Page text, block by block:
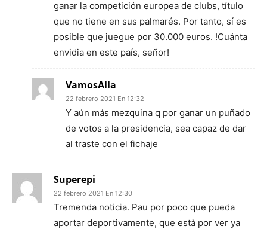
ganar la competición europea de clubs, título
que no tiene en sus palmarés. Por tanto, sí es
posible que juegue por 30.000 euros. !Cuánta
envidia en este país, señor!
VamosAlla
22 febrero 2021 En 12:32
Y aún más mezquina q por ganar un puñado
de votos a la presidencia, sea capaz de dar
al traste con el fichaje
Superepi
22 febrero 2021 En 12:30
Tremenda noticia. Pau por poco que pueda
aportar deportivamente, que està por ver ya